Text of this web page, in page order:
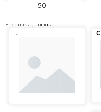
50
Enchufes y Tomas
... C